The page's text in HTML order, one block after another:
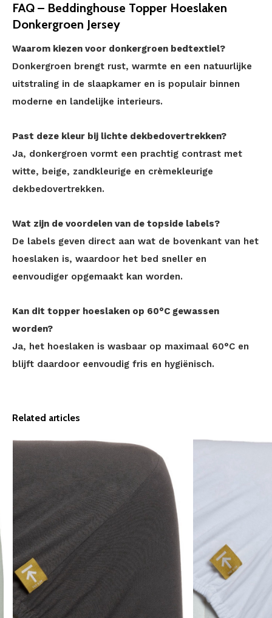
FAQ – Beddinghouse Topper Hoeslaken
Donkergroen Jersey
Waarom kiezen voor donkergroen bedtextiel?
Donkergroen brengt rust, warmte en een natuurlijke
uitstraling in de slaapkamer en is populair binnen
moderne en landelijke interieurs.
Past deze kleur bij lichte dekbedovertrekken?
Ja, donkergroen vormt een prachtig contrast met
witte, beige, zandkleurige en crèmekleurige
dekbedovertrekken.
Wat zijn de voordelen van de topside labels?
De labels geven direct aan wat de bovenkant van het
hoeslaken is, waardoor het bed sneller en
eenvoudiger opgemaakt kan worden.
Kan dit topper hoeslaken op 60°C gewassen
worden?
Ja, het hoeslaken is wasbaar op maximaal 60°C en
blijft daardoor eenvoudig fris en hygiënisch.
Related articles